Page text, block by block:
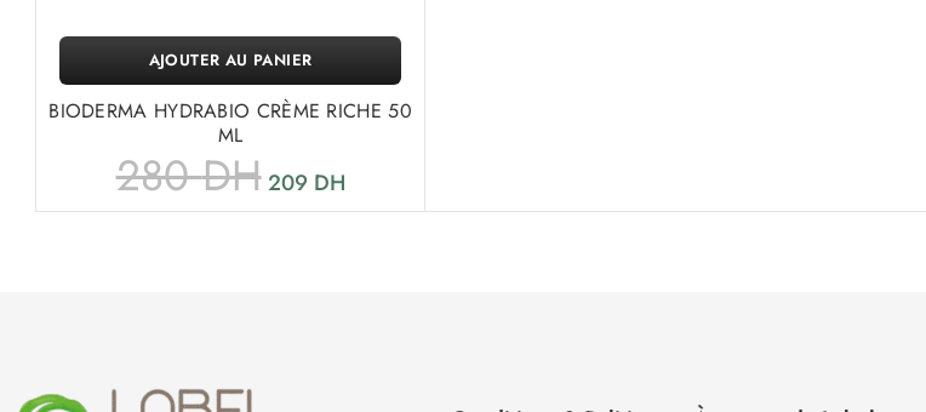
BIODERMA HYDRABIO CRÈME RICHE 50
ML
280DH 209 DH
AJOUTER AU PANIER